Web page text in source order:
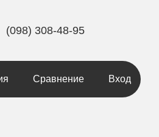
(098) 308-48-95
Сравнение Вход